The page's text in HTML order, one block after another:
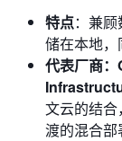
特点：兼
储在本地，
代表厂商
文云的结
渡的混合部